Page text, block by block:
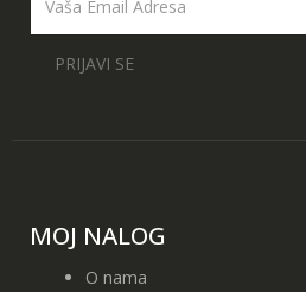
MOJ NALOG
O nama